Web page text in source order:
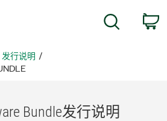
发行说明
Bundle发行说明